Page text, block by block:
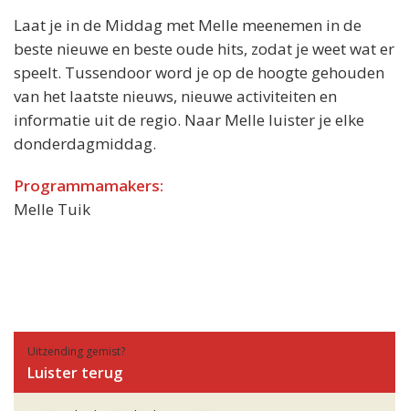
Laat je in de Middag met Melle meenemen in de
beste nieuwe en beste oude hits, zodat je weet wat er
speelt. Tussendoor word je op de hoogte gehouden
van het laatste nieuws, nieuwe activiteiten en
informatie uit de regio. Naar Melle luister je elke
donderdagmiddag.
Programmamakers:
Melle Tuik
Uitzending gemist?
Luister terug